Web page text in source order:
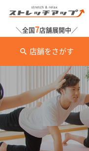
＼全国7店舗展開中／
店舗をさがす